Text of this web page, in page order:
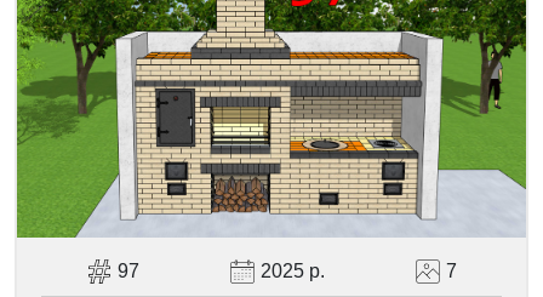
97 2025 р. 7